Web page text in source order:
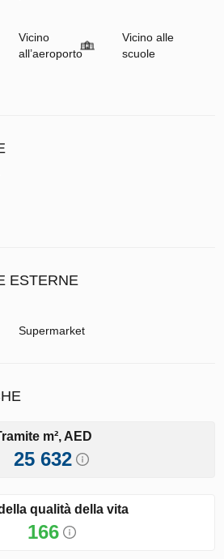
Vicino
all’aeroporto
Vicino alle
scuole
ESTERNE
Supermarket
m², AED
25 632
qualità della vita
166